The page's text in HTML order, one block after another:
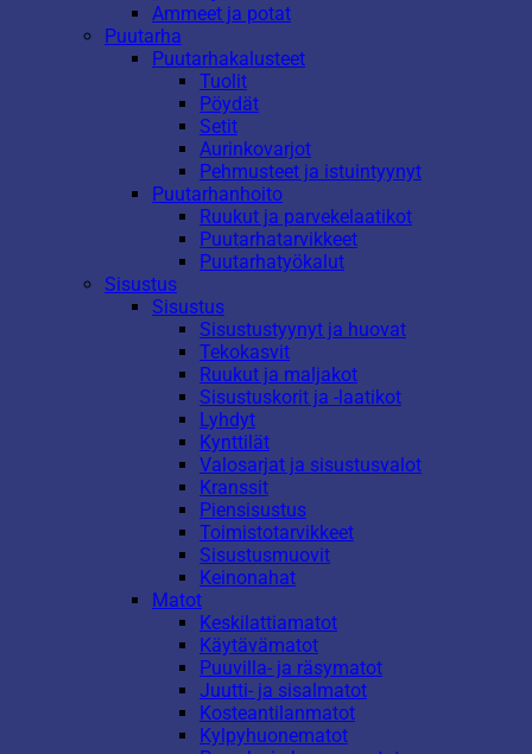
Ammeet ja potat
Puutarha
Puutarhakalusteet
Tuolit
Pöydät
Setit
Aurinkovarjot
Pehmusteet ja istuintyynyt
Puutarhanhoito
Ruukut ja parvekelaatikot
Puutarhatarvikkeet
Puutarhatyökalut
Sisustus
Sisustus
Sisustustyynyt ja huovat
Tekokasvit
Ruukut ja maljakot
Sisustuskorit ja -laatikot
Lyhdyt
Kynttilät
Valosarjat ja sisustusvalot
Kranssit
Piensisustus
Toimistotarvikkeet
Sisustusmuovit
Keinonahat
Matot
Keskilattiamatot
Käytävämatot
Puuvilla- ja räsymatot
Juutti- ja sisalmatot
Kosteantilanmatot
Kylpyhuonematot